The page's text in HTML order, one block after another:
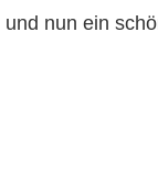
nun ein